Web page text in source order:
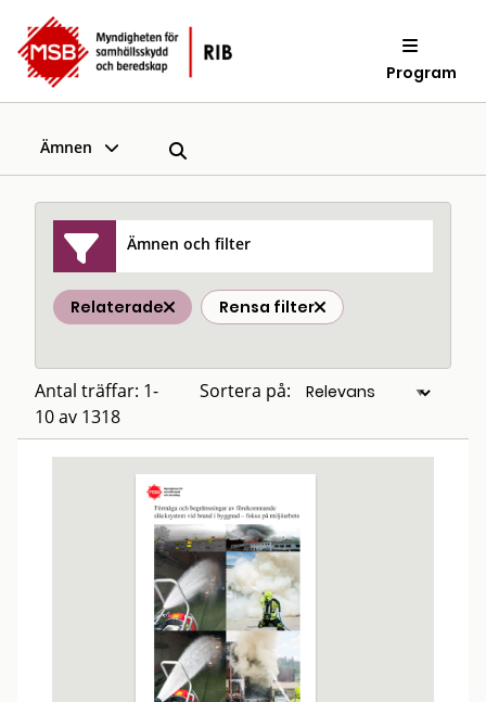
Program
Ämnen
Ämnen och filter
Relaterade Rensa filter
Antal träffar: 1-
10 av 1318
Sortera på: